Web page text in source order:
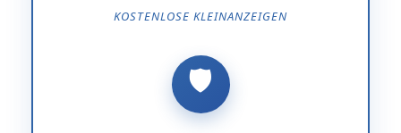
KOSTENLOSE KLEINANZEIGEN